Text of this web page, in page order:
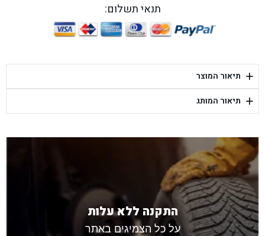
בן גל - היובלים 26, הוד השרון - הוד השרון
בן גל - יפת 88, תל אביב יפו - תל אביב
בן גל - דור אלון הר טוב - בית שמש
תנאי תשלום:
+ תיאור המוצר
+ תיאור המותג
התקנה ללא עלות
על כל הצמיגים באתר